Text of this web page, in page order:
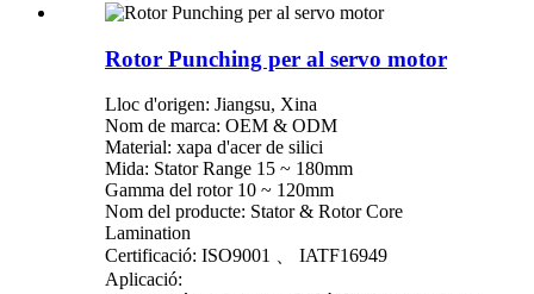
Rotor Punching per al servo motor
Lloc d'origen: Jiangsu, Xina
Nom de marca: OEM & ODM
Material: xapa d'acer de silici
Mida: Stator Range 15 ~ 180mm
Gamma del rotor 10 ~ 120mm
Nom del producte: Stator & Rotor Core
Lamination
Certificació: ISO9001 、 IATF16949
Aplicació: